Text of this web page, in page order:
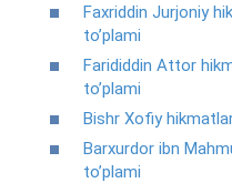
Faxriddin Jurjoniy
to’plami
Farididdin Attor
to’plami
Bishr Xofiy
Barxurdor ibn
to’plami